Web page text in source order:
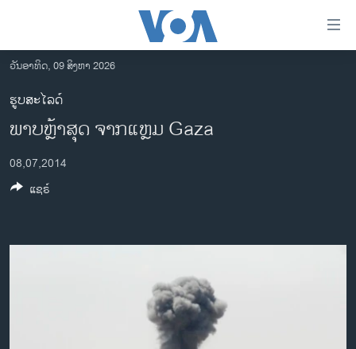
ເຂົ້າ
ຫາ
ຂ້າມ
ຂ້າມ
ໄປ
ຫາ
ລາວ
ອາເມຣິກາ
ການເລືອກຕັ້ງ ປະທານາທີບໍດີ ສະຫະລັດ 2024
ຂ່າວ​ຈີນ
ວັນອາທິດ, 09 ສິງຫາ 2026
ຮູບສະໄລດ໌
ພາບຫຼ້າສຸດ ຈາກແຫຼມ Gaza
08,07,2014
ແຊຣ໌